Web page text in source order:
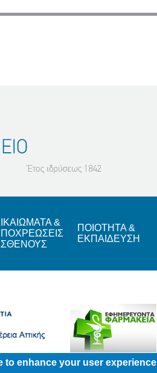
&
ΠΟΙΟΤΗΤΑ &
ΕΚΠΑΙΔΕΥΣΗ
to enhance your user experience